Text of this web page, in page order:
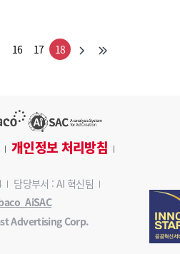
16 17 18
개인정보 처리방침
담당부서 : AI 혁신팀
Advertising Corp.